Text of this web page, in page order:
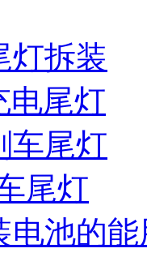
灯拆装
电尾灯
车尾灯
尾灯
电池的